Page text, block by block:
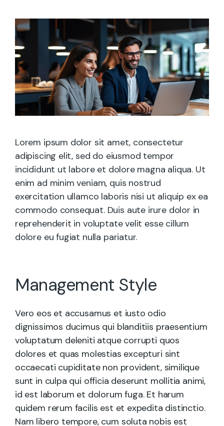
Lorem ipsum dolor sit amet, consectetur
adipiscing elit, sed do eiusmod tempor
incididunt ut labore et dolore magna aliqua. Ut
enim ad minim veniam, quis nostrud
exercitation ullamco laboris nisi ut aliquip ex ea
commodo consequat. Duis aute irure dolor in
reprehenderit in voluptate velit esse cillum
dolore eu fugiat nulla pariatur.
Management Style
Vero eos et accusamus et iusto odio
dignissimos ducimus qui blanditiis praesentium
voluptatum deleniti atque corrupti quos
dolores et quas molestias excepturi sint
occaecati cupiditate non provident, similique
sunt in culpa qui officia deserunt mollitia animi,
id est laborum et dolorum fuga. Et harum
quidem rerum facilis est et expedita distinctio.
Nam libero tempore, cum soluta nobis est